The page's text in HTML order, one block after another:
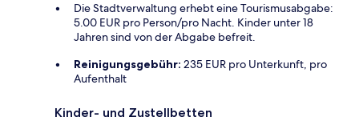
Die Stadtverwaltung erhebt eine Tourismusabgabe:
5.00 EUR pro Person/pro Nacht. Kinder unter 18
Jahren sind von der Abgabe befreit.
Reinigungsgebühr: 235 EUR pro Unterkunft, pro
Aufenthalt
Kinder- und Zustellbetten